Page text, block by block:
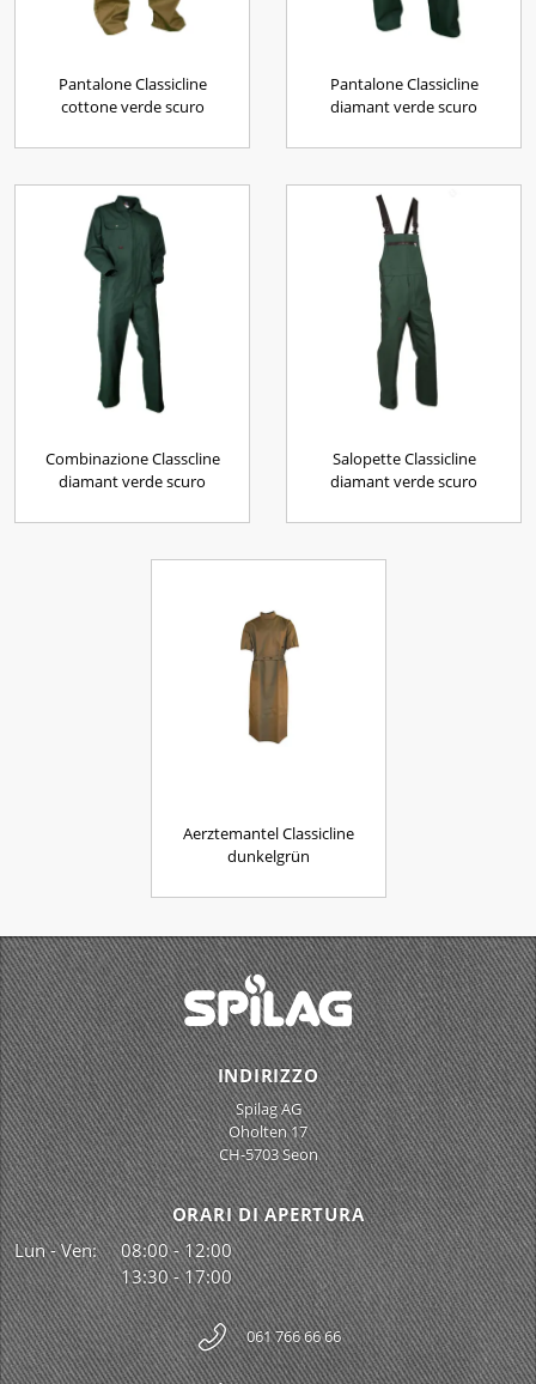
Pantalone Classicline
cottone verde scuro
Pantalone Classicline
diamant verde scuro
Combinazione Classcline
diamant verde scuro
Salopette Classicline
diamant verde scuro
Aerztemantel Classicline
dunkelgrün
INDIRIZZO
Spilag AG
Oholten 17
CH-5703 Seon
ORARI DI APERTURA
Lun - Ven:
08:00 - 12:00
13:30 - 17:00
061 766 66 66